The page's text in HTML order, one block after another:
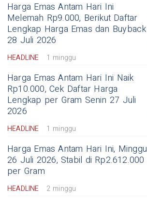
Harga Emas Antam Hari Ini
Melemah Rp9.000, Berikut Daftar
Lengkap Harga Emas dan Buyback
28 Juli 2026
HEADLINE 1 minggu
Harga Emas Antam Hari Ini Naik
Rp10.000, Cek Daftar Harga
Lengkap per Gram Senin 27 Juli
2026
HEADLINE 1 minggu
Harga Emas Antam Hari Ini, Minggu
26 Juli 2026, Stabil di Rp2.612.000
per Gram
HEADLINE 2 minggu